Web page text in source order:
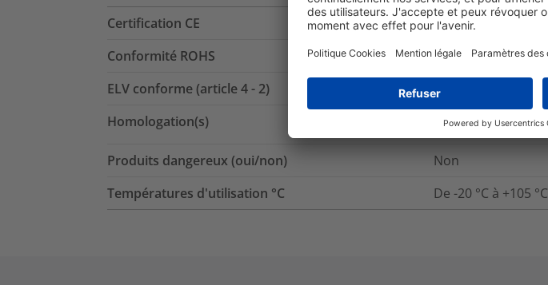
Certification CE
Oui
Conformité ROHS
Oui
ELV conforme (article 4 - 2)
Oui
Homologation(s)
Produits dangereux (oui/non)
Non
Températures d'utilisation °C
De -20 °C à +105 °C